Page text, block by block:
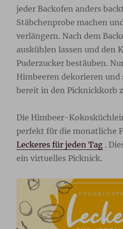
jeder Backofen anders
Stäbchenprobe machen
verlängern. Nach dem
auskühlen lassen und den
Puderzucker bestäuben.
Himbeeren dekorieren und
bereit in den Picknickkorb
Die Himbeer-
perfekt für die monatliche
Leckeres für jeden Tag .
ein virtuelles Picknick.